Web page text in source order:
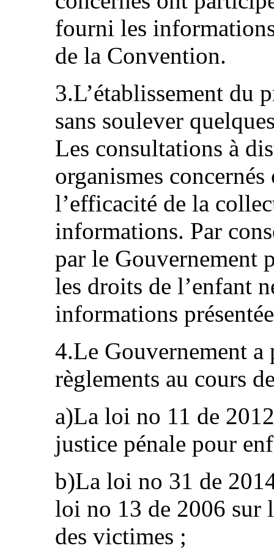
fourni les
de la Convention.
3.L’établissement du
sans soulever
Les consultations à
organismes
l’efficacité de la
informations. Par
par le Gouvernement
les droits de l’enfant
informations
4.Le Gouvernement
règlements au cours
a)La loi no 11 de
justice pénale pour
b)La loi no 31 de
loi no 13 de 2006 sur
des victimes ;